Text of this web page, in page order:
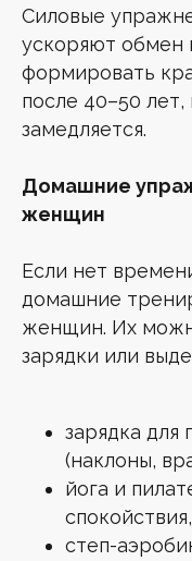
Силовые
ускоряют обмен
формировать
после 40–50
замедляется.
Домашние
женщин
Если нет
домашние
женщин. Их
зарядки или
зарядка
(наклоны,
йога и
спокойствия,
степ-